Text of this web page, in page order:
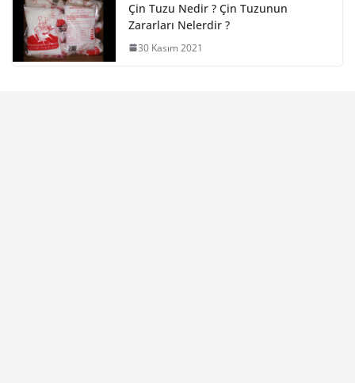
Çin Tuzu Nedir ? Çin Tuzunun
Zararları Nelerdir ?
30 Kasım 2021